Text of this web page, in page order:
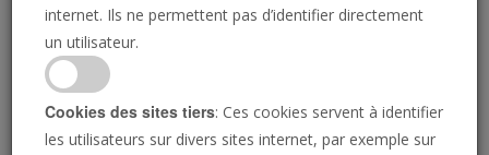
internet. Ils ne permettent pas d’identifier directement
un utilisateur.
Cookies des sites tiers: Ces cookies servent à identifier
les utilisateurs sur divers sites internet, par exemple sur